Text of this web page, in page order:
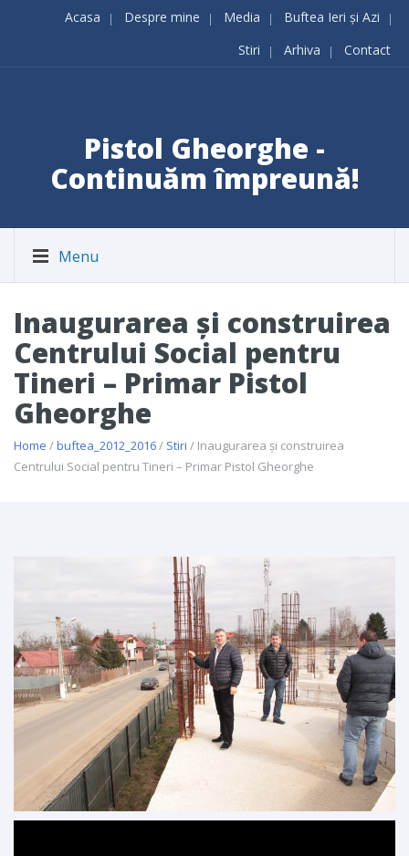
Acasa Despre mine Media
Buftea Ieri și Azi
Stiri
Arhiva Contact
Pistol Gheorghe -
Continuăm împreună!
Menu
Inaugurarea și construirea
Centrului Social pentru
Tineri – Primar Pistol
Gheorghe
Home /buftea_2012_2016/ Stiri / Inaugurarea și construirea
Centrului Social pentru Tineri – Primar Pistol Gheorghe